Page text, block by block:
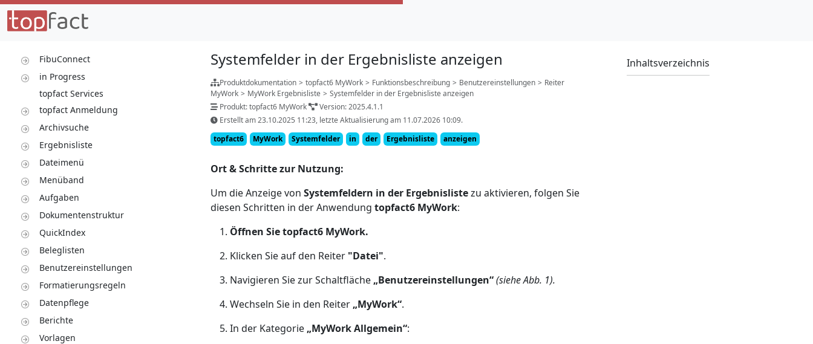
FibuConnect
in Progress
topfact Services
topfact Anmeldung
Archivsuche
Ergebnisliste
Dateimenü
Menüband
Aufgaben
Dokumentenstruktur
QuickIndex
Beleglisten
Benutzereinstellungen
Formatierungsregeln
Datenpflege
Berichte
Vorlagen
Systemfelder in der Ergebnisliste anzeigen
Produktdokumentation > topfact6 MyWork > Funktionsbeschreibung > Benutzereinstellungen > Reiter
MyWork > MyWork Ergebnisliste > Systemfelder in der Ergebnisliste anzeigen
Produkt: topfact6 MyWork
Version: 2025.4.1.1
Erstellt am 23.10.2025 11:23, letzte Aktualisierung am 11.07.2026 10:09.
topfact6
MyWork Systemfelder in der Ergebnisliste anzeigen
Ort & Schritte zur Nutzung:
Um die Anzeige von Systemfeldern in der Ergebnislistezu aktivieren, folgen Sie
diesen Schritten in der Anwendung topfact6 MyWork:
Öffnen Sie topfact6 MyWork.
Klicken Sie auf den Reiter "Datei".
Navigieren Sie zur Schaltfläche „Benutzereinstellungen“(siehe Abb. 1).
Wechseln Sie in den Reiter „MyWork“.
In der Kategorie „MyWork Allgemein“:
Inhaltsverzeichnis